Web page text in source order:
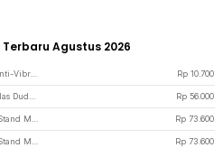
Agustus 2026
Rp 10.700
Rp 56.000
Rp 73.600
Rp 73.600